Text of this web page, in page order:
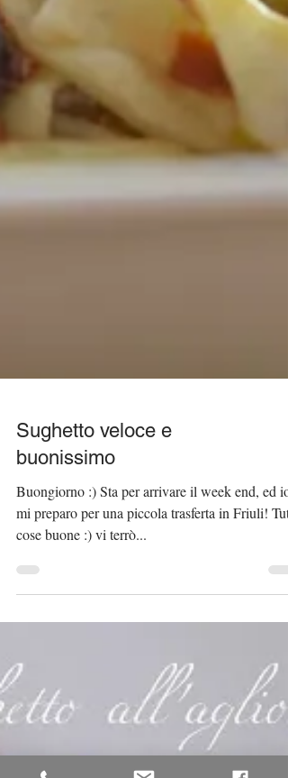
Sughetto veloce e
buonissimo
Buongiorno :) Sta per arrivare il week end, ed io
mi preparo per una piccola trasferta in Friuli!
cose buone :) vi terrò...